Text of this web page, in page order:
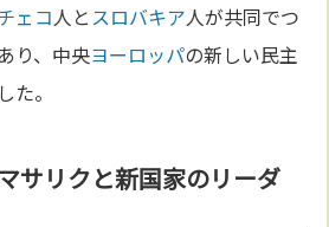
ェコ人と スロバキア人が共同でつ
り、中央ヨーロッパの新しい民主
た。
サリクと新国家のリーダ